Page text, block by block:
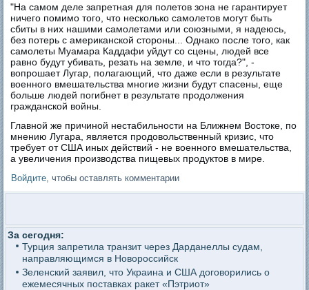
"На самом деле запретная для полетов зона не гарантирует
ничего помимо того, что несколько самолетов могут быть
сбиты в них нашими самолетами или союзными, я надеюсь,
без потерь с американской стороны... Однако после того, как
самолеты Муамара Каддафи уйдут со сцены, людей все
равно будут убивать, резать на земле, и что тогда?", -
вопрошает Лугар, полагающий, что даже если в результате
военного вмешательства многие жизни будут спасены, еще
больше людей погибнет в результате продолжения
гражданской войны.
Главной же причиной нестабильности на Ближнем Востоке, по
мнению Лугара, является продовольственный кризис, что
требует от США иных действий - не военного вмешательства,
а увеличения производства пищевых продуктов в мире.
Войдите , чтобы оставлять комментарии
За сегодня:
Турция запретила транзит через Дарданеллы судам,
направляющимся в Новороссийск
Зеленский заявил, что Украина и США договорились о
ежемесячных поставках ракет «Пэтриот»